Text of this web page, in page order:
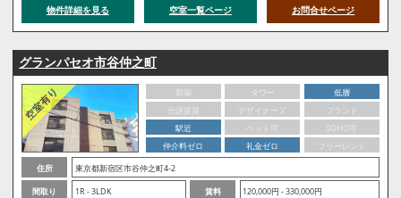
物件詳細を見る 空室一覧ページ お問合せページ
グランパセオ市谷仲之町
新築 タワー
低層
分譲賃貸
デザイナーズ
ブランド
駅近
ペット可
SOHO可
仲介料ゼロ
礼金ゼロ
フリーレント
住所
東京都新宿区市谷仲之町4-2
間取り
1R - 3LDK 賃料
120,000円 - 330,000円